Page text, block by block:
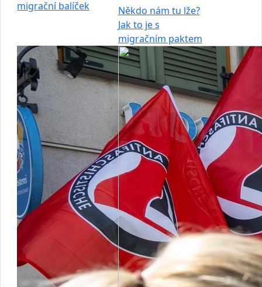
migrační balíček
Někdo nám tu lže?
Jak to je s
migračním paktem